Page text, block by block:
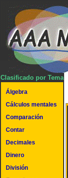
Clasificado por Tema
Álgebra
Cálculos mentales
Comparación
Contar
Decimales
Dinero
División